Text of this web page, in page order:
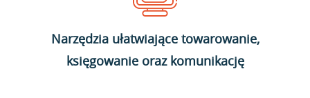
Narzędzia ułatwiające towarowanie,
księgowanie oraz komunikację